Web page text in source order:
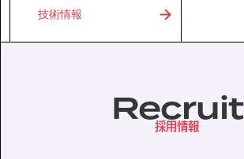
技術情報
Recruit
採用情報